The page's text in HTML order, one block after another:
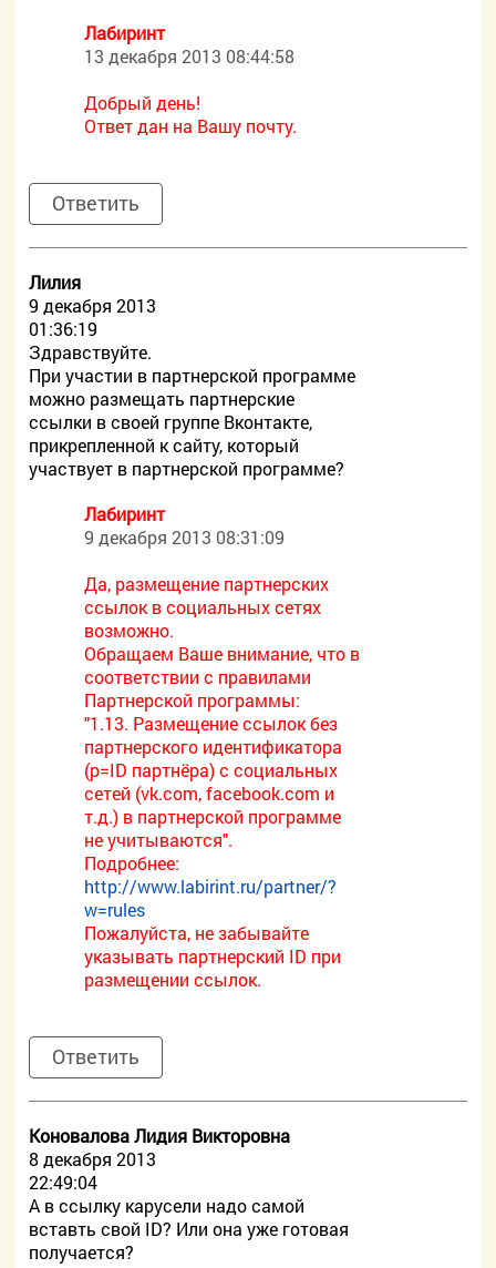
Лабиринт
13 декабря 2013 08:44:58
Добрый день!
Ответ дан на Вашу почту.
Ответить
Лилия
9 декабря 2013
01:36:19
Здравствуйте.
При участии в партнерской программе
можно размещать партнерские
ссылки в своей группе Вконтакте,
прикрепленной к сайту, который
участвует в партнерской программе?
Лабиринт
9 декабря 2013 08:31:09
Да, размещение партнерских
ссылок в социальных сетях
возможно.
Обращаем Ваше внимание, что в
соответствии с правилами
Партнерской программы:
"1.13. Размещение ссылок без
партнерского идентификатора
(p=ID партнёра) с социальных
сетей (vk.com, facebook.com и
т.д.) в партнерской программе
не учитываются".
Подробнее:
http://www.labirint.ru/partner/?
w=rules
Пожалуйста, не забывайте
указывать партнерский ID при
размещении ссылок.
Ответить
Коновалова Лидия Викторовна
8 декабря 2013
22:49:04
А в ссылку карусели надо самой
вставть cвой ID? Или она уже готовая
получается?